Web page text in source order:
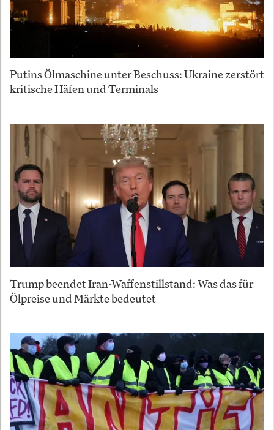
Putins Ölmaschine unter Beschuss: Ukraine zerstört
kritische Häfen und Terminals
Trump beendet Iran-Waffenstillstand: Was das für
Ölpreise und Märkte bedeutet